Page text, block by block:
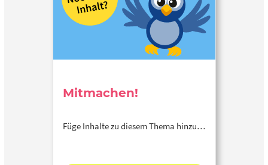
Mitmachen!
Füge Inhalte zu diesem Thema hinzu…